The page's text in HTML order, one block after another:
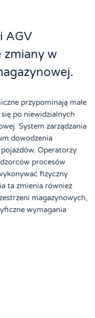
AGV
zmiany w
przypominają małe
po niewidzialnych
System zarządzania
dowodzenia
Operatorzy
procesów
fizyczny
ta zmienia również
magazynowych,
wymagania